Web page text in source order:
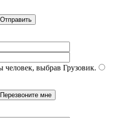
человек, выбрав Грузовик.